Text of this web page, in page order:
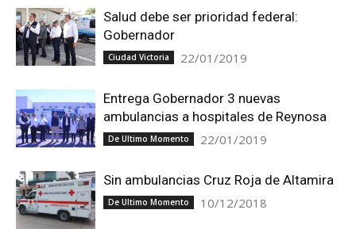
Salud debe ser prioridad federal:
Gobernador
Ciudad Victoria 22/01/2019
Entrega Gobernador 3 nuevas
ambulancias a hospitales de Reynosa
De Ultimo Momento 22/01/2019
Sin ambulancias Cruz Roja de Altamira
De Ultimo Momento 10/12/2018